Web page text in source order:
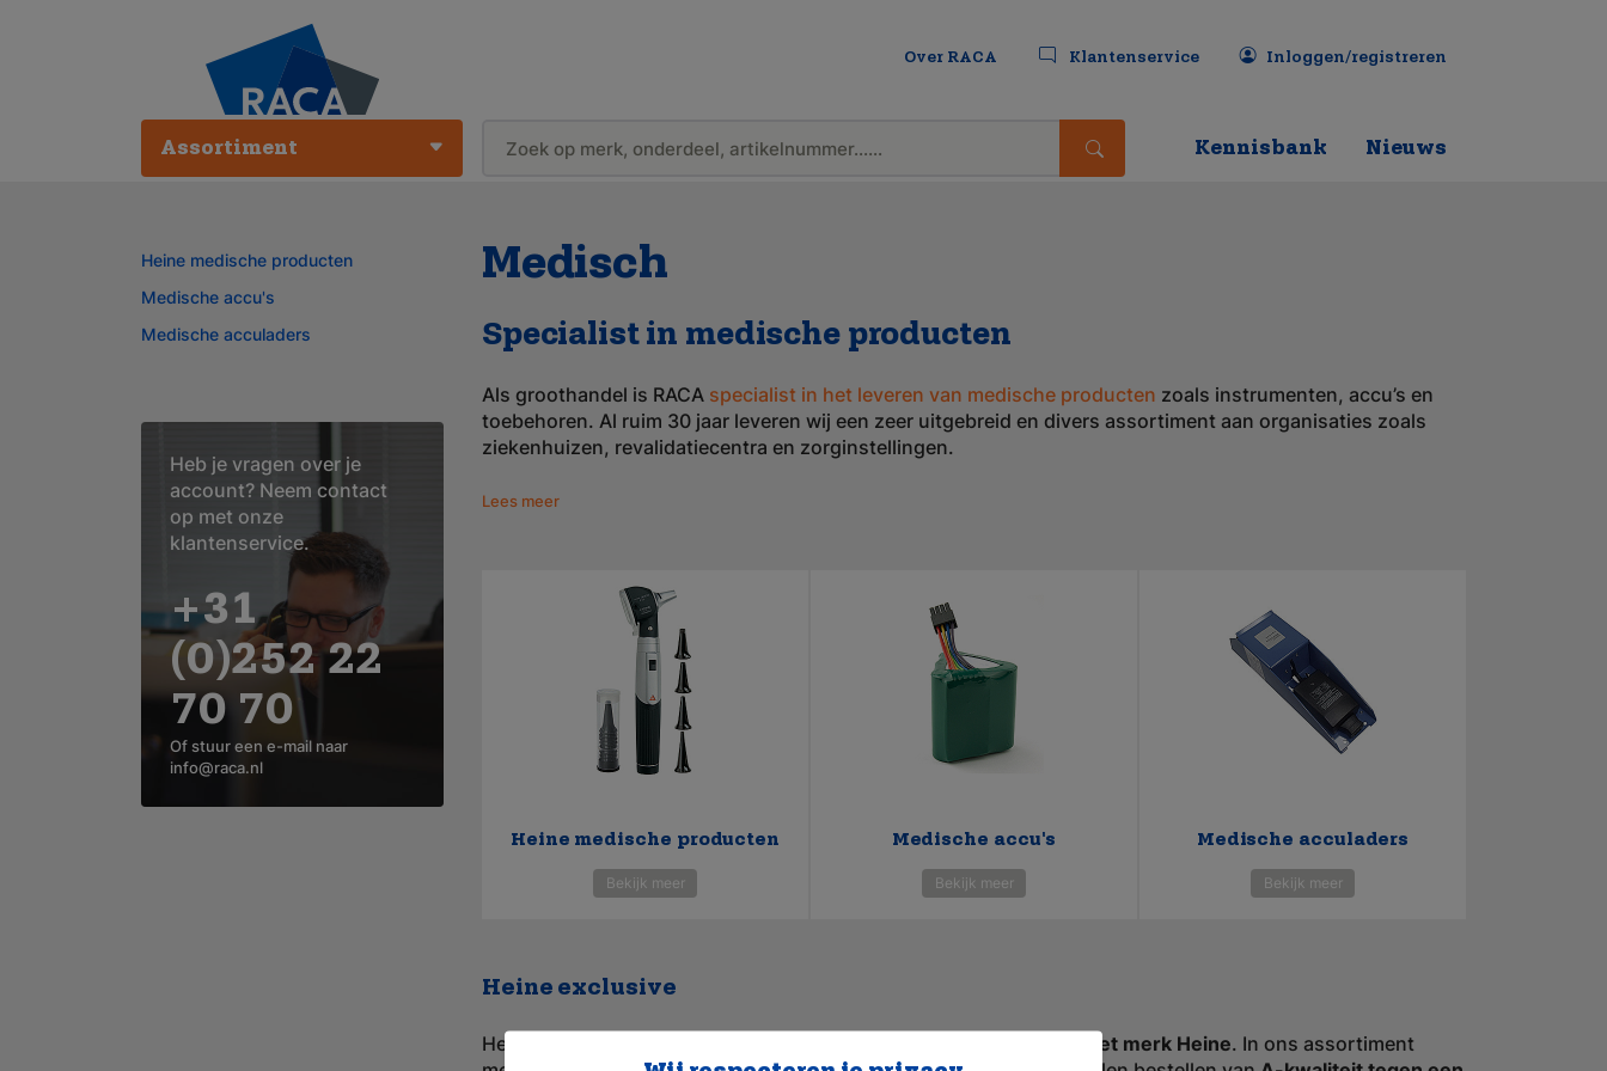
Over RACA Klantenservice Inloggen/registreren
Assortiment Kennisbank Nieuws
Heine medische producten
Medische accu's
Medische acculaders
Heb je vragen over je
account? Neem contact
op met onze
klantenservice.
+31
(0)252 22
70 70
Of stuur een e-mail naar
info@raca.nl
Medisch
Specialist in medische producten
Als groothandel is RACA specialist in het leveren van medische producten zoals instrumenten, accu’s en
toebehoren. Al ruim 30 jaar leveren wij een zeer uitgebreid en divers assortiment aan organisaties zoals
ziekenhuizen, revalidatiecentra en zorginstellingen.
Lees meer
Heine medische producten
Bekijk meer
Medische accu's
Bekijk meer
Medische acculaders
Bekijk meer
Heine exclusive
Het assortiment aan medische instrumenten bestaat exclusief uit het merk Heine. In ons assortiment